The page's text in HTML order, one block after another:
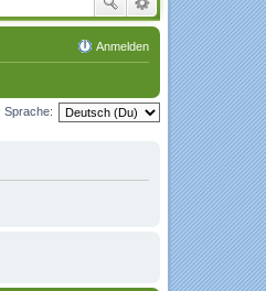
Anmelden
Sprache: